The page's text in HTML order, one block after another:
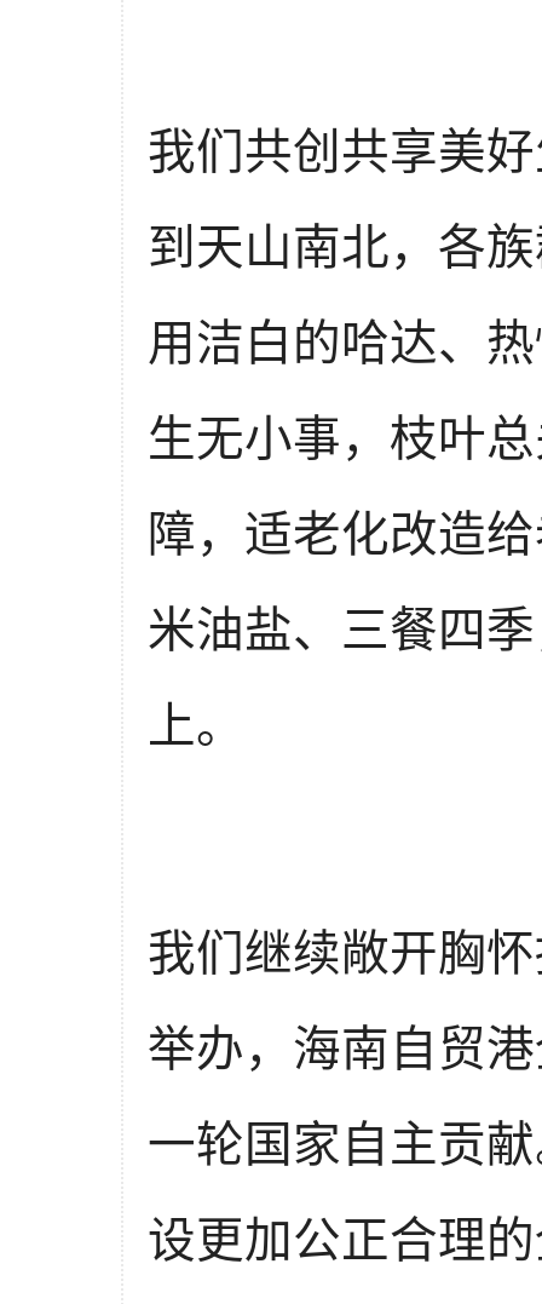
我们共创共享美
到天山南北，各
用洁白的哈达、
生无小事，枝叶
障，适老化改造
米油盐、三餐四
上。
我们继续敞开胸
举办，海南自贸
一轮国家自主贡
设更加公正合理